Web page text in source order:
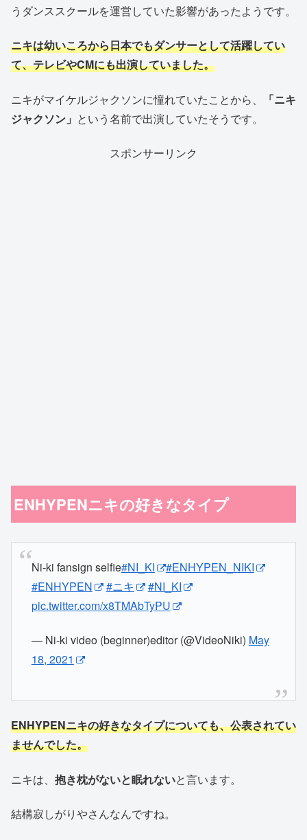
うダンススクールを運営していた影響があったようです。
ニキは幼いころから日本でもダンサーとして活躍してい
て、テレビやCMにも出演していました。
ニキがマイケルジャクソンに憧れていたことから、
「ニキ
ジャクソン」 という名前で出演していたそうです。
スポンサーリンク
ENHYPENニキの好きなタイプ
Ni-ki fansign selfie#NI_KI
#ENHYPEN_NIKI
#ENHYPEN
#ニキ
#NI_KI
pic.twitter.com/x8TMAbTyPU
— Ni-ki video (beginner)editor (@VideoNiki) May
18, 2021
ENHYPENニキの好きなタイプについても、公表されてい
ませんでした。
ニキは、 抱き枕がないと眠れないと言います。
結構寂しがりやさんなんですね。